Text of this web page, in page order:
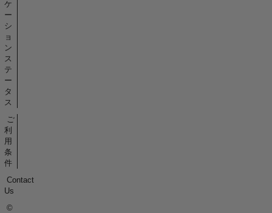
ケ
ー
シ
ョ
ン
ス
テ
ー
タ
ス
ご
利
用
条
件
Contact
Us
©